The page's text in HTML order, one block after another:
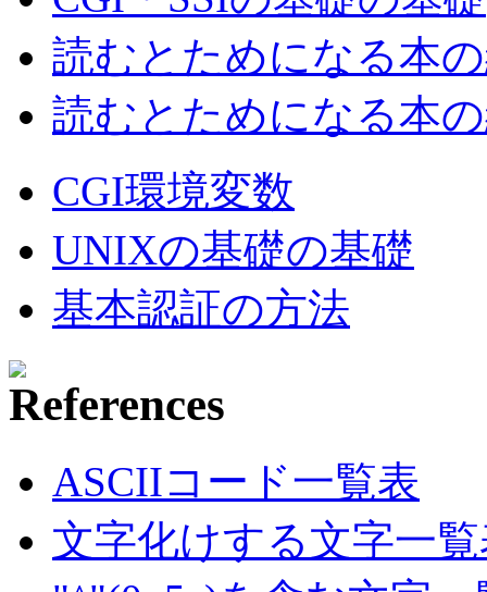
読むとためになる本
読むとためになる本
CGI環境変数
UNIXの基礎の基礎
基本認証の方法
ASCIIコード一覧表
文字化けする文字一